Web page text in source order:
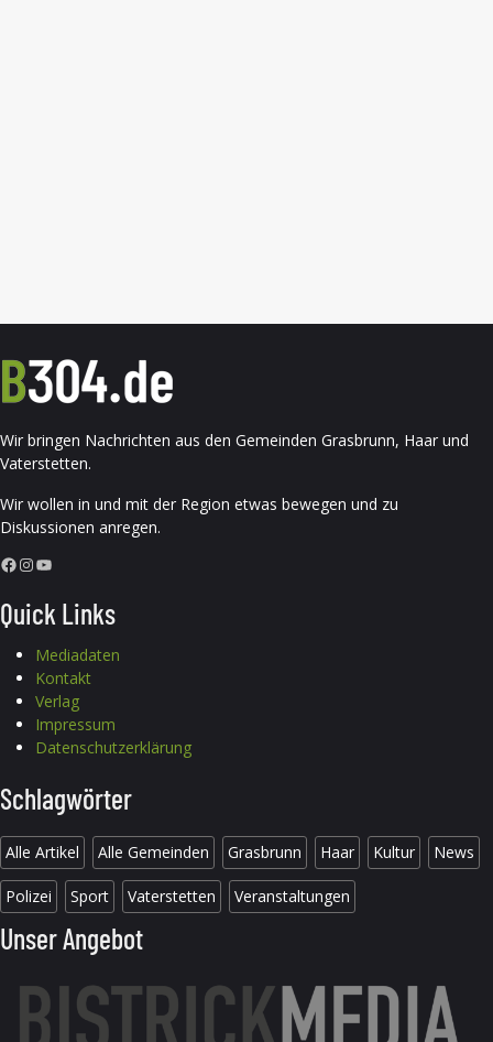
Wir bringen Nachrichten aus den Gemeinden Grasbrunn, Haar und
Vaterstetten.
Wir wollen in und mit der Region etwas bewegen und zu
Diskussionen anregen.
Facebook InstagramYouTube
Quick Links
Mediadaten
Kontakt
Verlag
Impressum
Datenschutzerklärung
Schlagwörter
Alle Artikel Alle Gemeinden Grasbrunn Haar Kultur News
Polizei Sport Vaterstetten Veranstaltungen
Unser Angebot